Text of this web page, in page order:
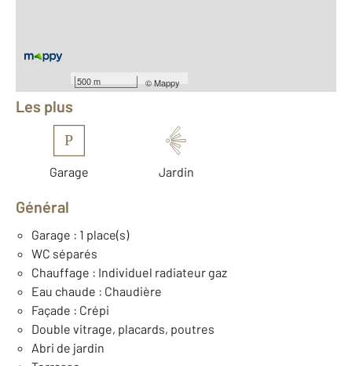
500 m ©Mappy
Équipements
Les plus
P
Garage Jardin
Général
Garage : 1 place(s)
WC séparés
Chauffage : Individuel radiateur gaz
Eau chaude : Chaudière
Façade : Crépi
Double vitrage, placards, poutres
Abri de jardin